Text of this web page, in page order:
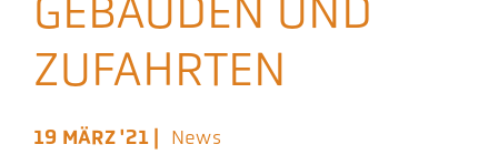
GEBÄUDEN UND
ZUFAHRTEN
19 MÄRZ '21 | News